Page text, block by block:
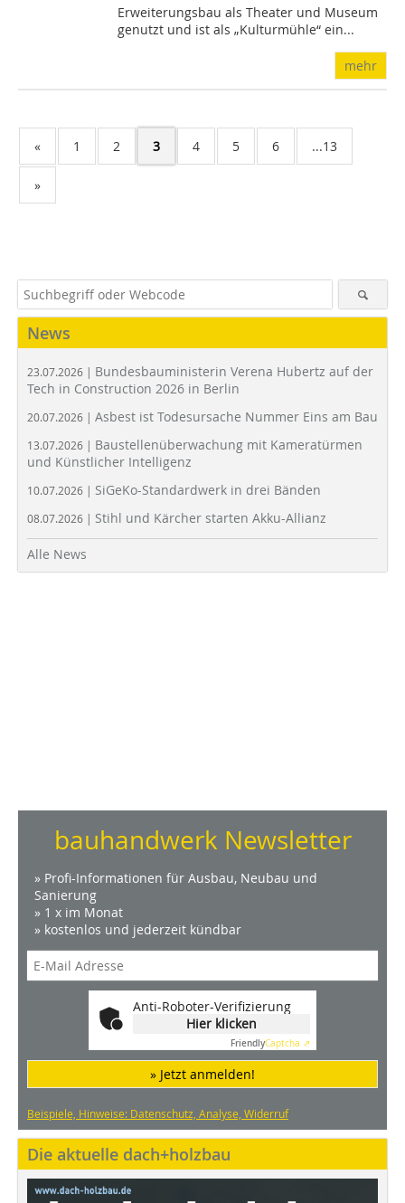
Erweiterungsbau als Theater und Museum
genutzt und ist als „Kulturmühle“ ein...
mehr
« 1 2 3 4 5 6 ...13
»
News
23.07.2026 | Bundesbauministerin Verena Hubertz auf der
Tech in Construction 2026 in Berlin
20.07.2026 | Asbest ist Todesursache Nummer Eins am Bau
13.07.2026 | Baustellenüberwachung mit Kameratürmen
und Künstlicher Intelligenz
10.07.2026 | SiGeKo-Standardwerk in drei Bänden
08.07.2026 | Stihl und Kärcher starten Akku-Allianz
Alle News
bauhandwerk Newsletter
» Profi-Informationen für Ausbau, Neubau und
Sanierung
» 1 x im Monat
» kostenlos und jederzeit kündbar
Anti-Roboter-Verifizierung
Hier klicken
FriendlyCaptcha ⇗
» Jetzt anmelden!
Beispiele, Hinweise: Datenschutz, Analyse, Widerruf
Die aktuelle dach+holzbau